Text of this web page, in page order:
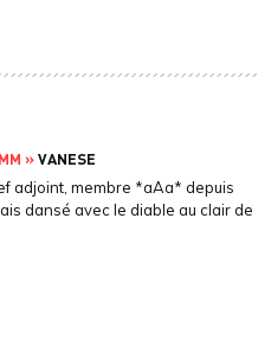
»VANESE
adjoint, membre *aAa* depuis
dansé avec le diable au clair de